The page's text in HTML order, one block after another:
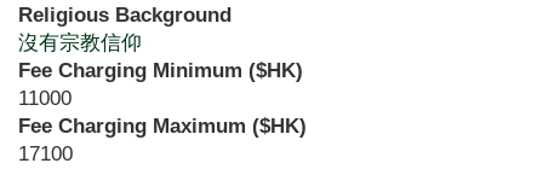
Religious Background
沒有宗教信仰
Fee Charging Minimum ($HK)
11000
Fee Charging Maximum ($HK)
17100